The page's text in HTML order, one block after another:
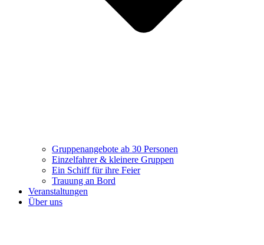
Gruppenangebote ab 30 Personen
Einzelfahrer & kleinere Gruppen
Ein Schiff für ihre Feier
Trauung an Bord
Veranstaltungen
Über uns